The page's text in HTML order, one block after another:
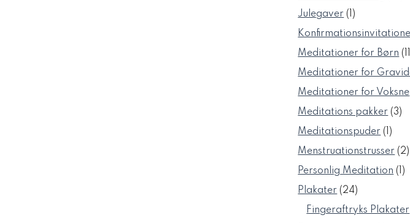
Julegaver
1
vare
Meditationer for Børn
Meditationer for
Meditationer for Voksne
Meditations pakker 33
Meditationspuder
1
vare
Menstruationstrusser 22
Personlig Meditation
1
Plakater 2424
varer
Fingeraftryks Plakater